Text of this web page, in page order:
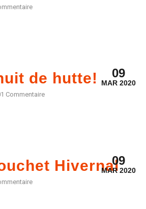
de hutte!
Commentaire
09
MAR 2020
Hivernal09
MAR 2020